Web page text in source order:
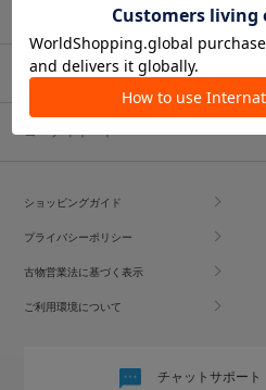
ショップブログ
ショッピングガイド
プライバシーポリシー
古物営業法に基づく表示
ご利用環境について
チャットサポート